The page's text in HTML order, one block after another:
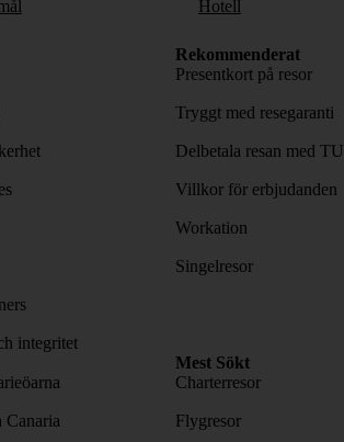
Hotell
integritet
Rekommenderat
Presentkort på resor
Tryggt med resegaranti
Delbetala resan med
Villkor för erbjudanden
Workation
Singelresor
Canaria
Mest Sökt
Charterresor
Flygresor